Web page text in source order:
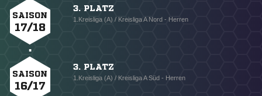
SAISON
17/18
3. PLATZ
1.Kreisliga (A) / Kreisliga A Nord - Herren
SAISON
16/17
3. PLATZ
1.Kreisliga (A) / Kreisliga A Süd - Herren